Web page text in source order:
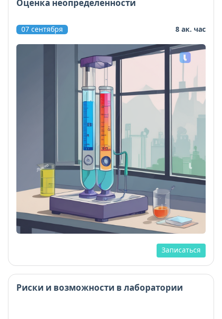
Оценка неопределенности
07 сентября 8 ак. час
Записаться
Риски и возможности в лаборатории